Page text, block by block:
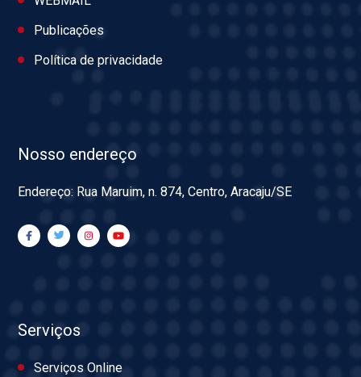
Publicações
Política de privacidade
Nosso endereço
Endereço: Rua Maruim, n. 874, Centro, Aracaju/SE
Serviços
Serviços Online